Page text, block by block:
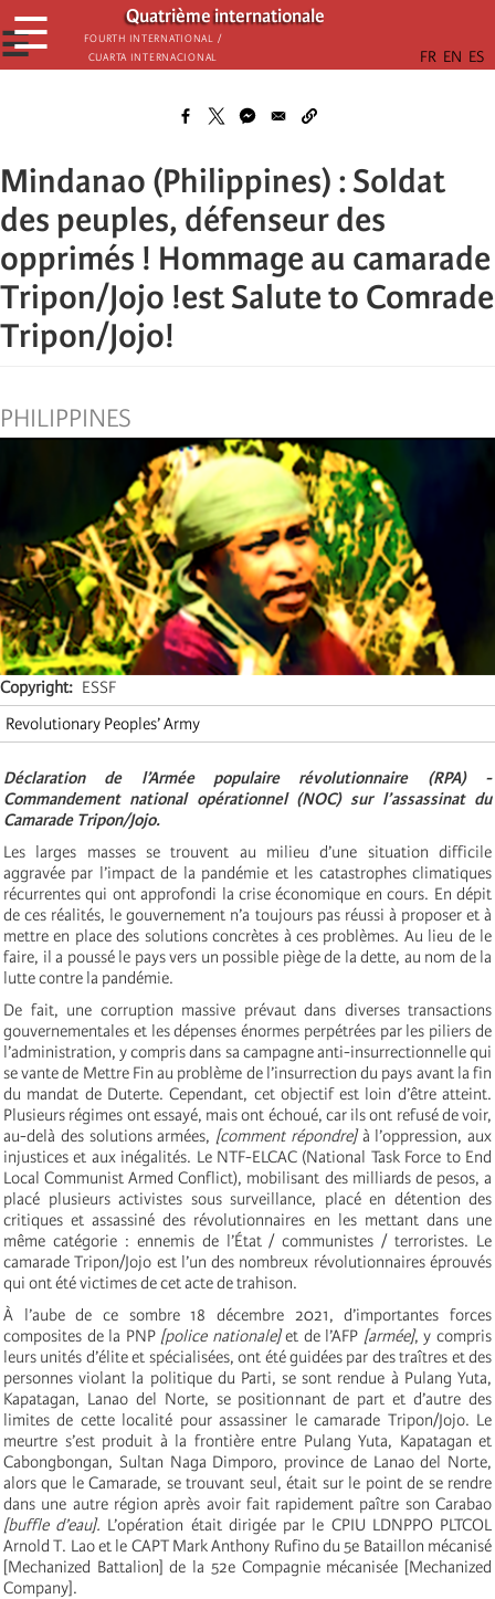
Aller
au
contenu
Quatrième internationale
Fourth International /
Cuarta Internacional
☰
☰
Mindanao (Philippines) : Soldat
des peuples, défenseur des
opprimés ! Hommage au camarade
Tripon/Jojo !est Salute to Comrade
Tripon/Jojo!
PHILIPPINES
Copyright
ESSF
Revolutionary Peoples’ Army
Déclaration de l’Armée populaire révolutionnaire (RPA) -
Commandement national opérationnel (NOC) sur l’assassinat du
Camarade Tripon/Jojo.
Les larges masses se trouvent au milieu d’une situation difficile
aggravée par l’impact de la pandémie et les catastrophes climatiques
récurrentes qui ont approfondi la crise économique en cours. En dépit
de ces réalités, le gouvernement n’a toujours pas réussi à proposer et à
mettre en place des solutions concrètes à ces problèmes. Au lieu de le
faire, il a poussé le pays vers un possible piège de la dette, au nom de la
lutte contre la pandémie.
De fait, une corruption massive prévaut dans diverses transactions
gouvernementales et les dépenses énormes perpétrées par les piliers de
l’administration, y compris dans sa campagne anti-insurrectionnelle qui
se vante de Mettre Fin au problème de l’insurrection du pays avant la fin
du mandat de Duterte. Cependant, cet objectif est loin d’être atteint.
Plusieurs régimes ont essayé, mais ont échoué, car ils ont refusé de voir,
au-delà des solutions armées, [comment répondre]à l’oppression, aux
injustices et aux inégalités. Le NTF-ELCAC (National Task Force to End
Local Communist Armed Conflict), mobilisant des milliards de pesos, a
placé plusieurs activistes sous surveillance, placé en détention des
critiques et assassiné des révolutionnaires en les mettant dans une
même catégorie : ennemis de l’État / communistes / terroristes. Le
camarade Tripon/Jojo est l’un des nombreux révolutionnaires éprouvés
qui ont été victimes de cet acte de trahison.
À l’aube de ce sombre 18 décembre 2021, d’importantes forces
composites de la PNP [police nationale]et de l’AFP [armée], y compris
leurs unités d’élite et spécialisées, ont été guidées par des traîtres et des
personnes violant la politique du Parti, se sont rendue à Pulang Yuta,
Kapatagan, Lanao del Norte, se positionnant de part et d’autre des
limites de cette localité pour assassiner le camarade Tripon/Jojo. Le
meurtre s’est produit à la frontière entre Pulang Yuta, Kapatagan et
Cabongbongan, Sultan Naga Dimporo, province de Lanao del Norte,
alors que le Camarade, se trouvant seul, était sur le point de se rendre
dans une autre région après avoir fait rapidement paître son Carabao
[buffle d’eau]. L’opération était dirigée par le CPIU LDNPPO PLTCOL
Arnold T. Lao et le CAPT Mark Anthony Rufino du 5e Bataillon mécanisé
[Mechanized Battalion] de la 52e Compagnie mécanisée [Mechanized
Company].